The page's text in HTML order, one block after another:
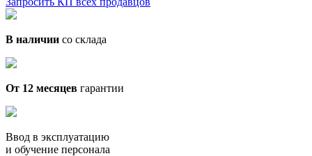
В наличии со склада
От 12 месяцев гарантии
Ввод в эксплуатацию
и обучение персонала